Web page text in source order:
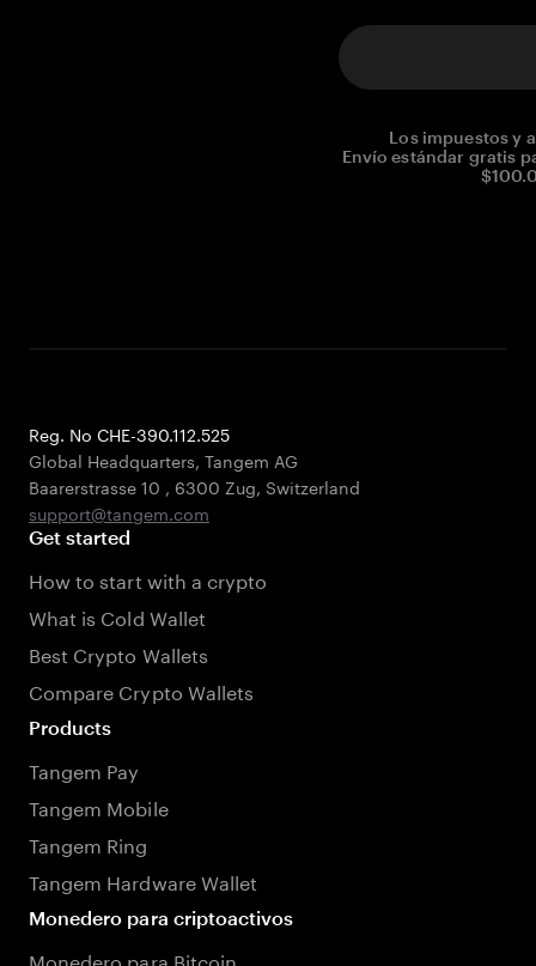
Los impuestos y
Envío estándar gratis
Reg. No CHE-390.112.525
Global Headquarters, Tangem AG
Baarerstrasse 10 , 6300 Zug, Switzerland
support@tangem.com
Get started
How to start with a crypto
What is Cold Wallet
Best Crypto Wallets
Compare Crypto Wallets
Products
Tangem Pay
Tangem Mobile
Tangem Ring
Tangem Hardware Wallet
Monedero para criptoactivos
Monedero para Bitcoin